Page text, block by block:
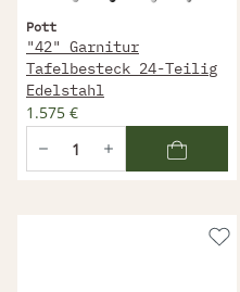
Pott
"42" Garnitur
Tafelbesteck 24-Teilig
Edelstahl
1.575 €